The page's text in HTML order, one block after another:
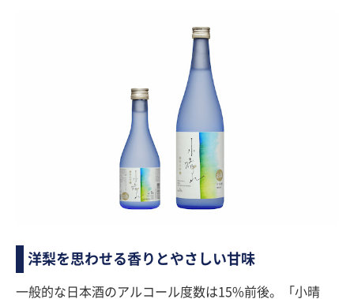
洋梨を思わせる香りとやさしい甘味
一般的な日本酒のアルコール度数は15%前後。「小晴